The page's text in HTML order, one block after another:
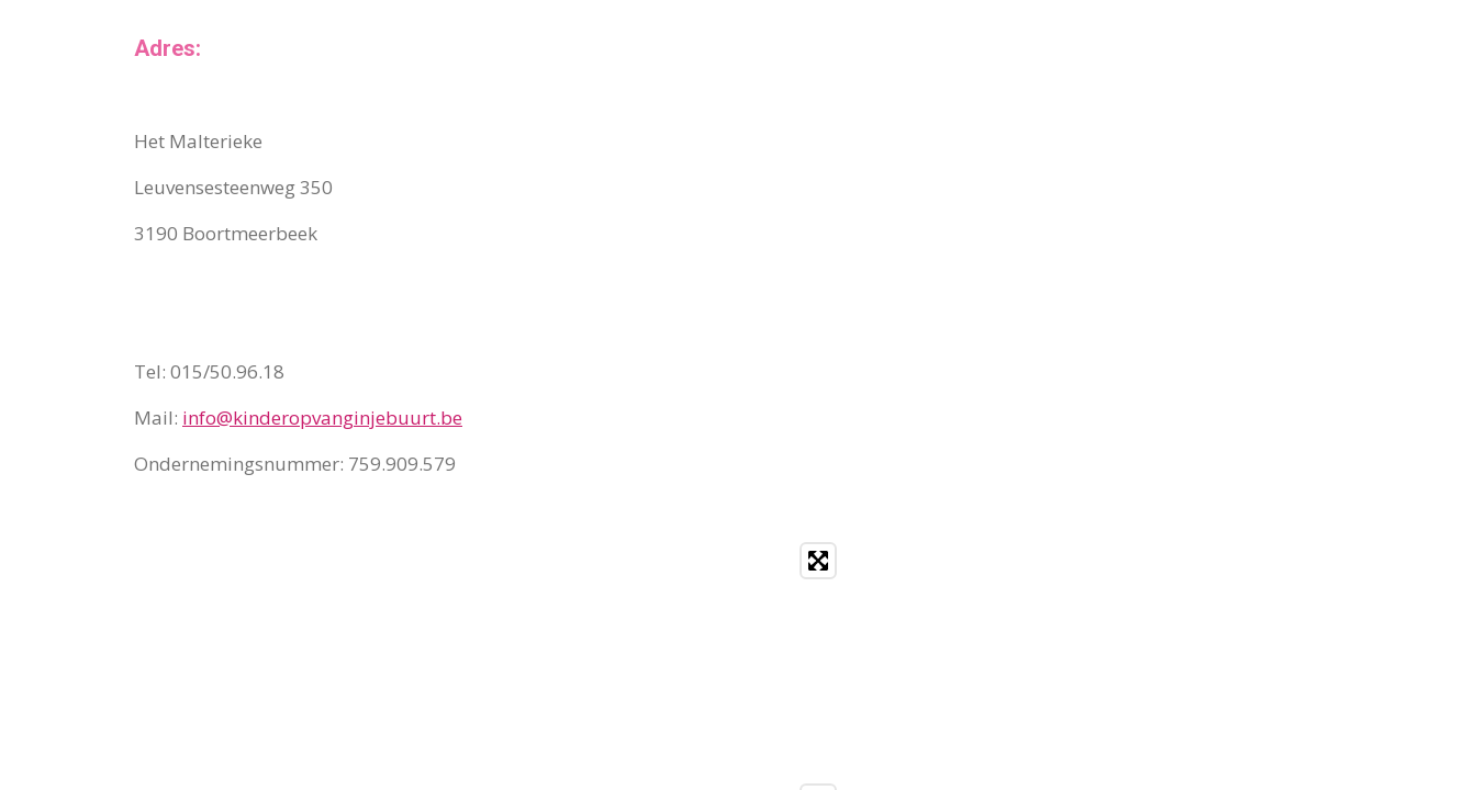
Adres:
Het Malterieke
Leuvensesteenweg 350
3190 Boortmeerbeek
Tel: 015/50.96.18
Mail: info@kinderopvanginjebuurt.be
Ondernemingsnummer: 759.909.579